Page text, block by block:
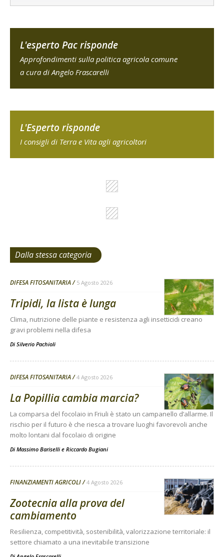
L'esperto Pac risponde
Approfondimenti sulla politica agricola comune
a cura di Angelo Frascarelli
L'Esperto risponde
I consigli di Terra e Vita agli agricoltori
Dalla stessa categoria
DIFESA FITOSANITARIA 5 Agosto 2026
Tripidi, la lista è lunga
Clima, nutrizione delle piante e resistenza agli insetticidi creano
gravi problemi nella difesa
Di Silverio Pachioli
DIFESA FITOSANITARIA 4 Agosto 2026
La Popillia cambia marcia?
La comparsa del focolaio in Friuli è stato un campanello d’allarme. Il
rischio per il futuro è che riesca a trovare luoghi favorevoli anche
molto lontani dal focolaio di origine
Di Massimo Bariselli e Riccardo Bugiani
FINANZIAMENTI AGRICOLI 4 Agosto 2026
Zootecnia alla prova del
cambiamento
Resilienza, competitività, sostenibilità, valorizzazione territoriale: il
settore chiamato a una inevitabile transizione